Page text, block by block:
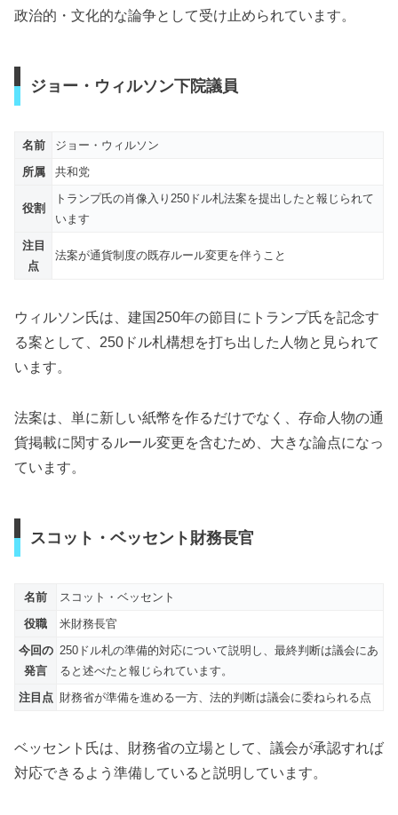
政治的・文化的な論争として受け止められています。
ジョー・ウィルソン下院議員
名前
ジョー・ウィルソン
所属
共和党
役割
トランプ氏の肖像入り250ドル札法案を提出したと報じられて
います
注目
点
法案が通貨制度の既存ルール変更を伴うこと
ウィルソン氏は、建国250年の節目にトランプ氏を記念す
る案として、250ドル札構想を打ち出した人物と見られて
います。
法案は、単に新しい紙幣を作るだけでなく、存命人物の通
貨掲載に関するルール変更を含むため、大きな論点になっ
ています。
スコット・ベッセント財務長官
名前
スコット・ベッセント
役職
米財務長官
今回の
発言
250ドル札の準備的対応について説明し、最終判断は議会にあ
ると述べたと報じられています。
注目点 財務省が準備を進める一方、法的判断は議会に委ねられる点
ベッセント氏は、財務省の立場として、議会が承認すれば
対応できるよう準備していると説明しています。